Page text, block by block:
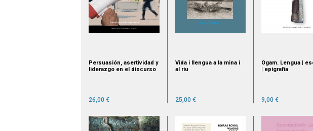
Persuasión, asertividad y
liderazgo en el discurso
26,00 €
Vida i llengua a la mina i
al riu
25,00 €
Ogam. Lengua |
| epigrafía
9,00 €